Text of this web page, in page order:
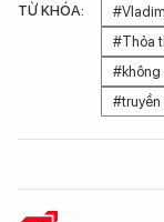
TỪ KHÓA:
#Thỏa
#không
#truyền